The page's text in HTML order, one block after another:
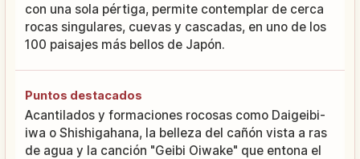
con una sola pértiga, permite contemplar de cerca
rocas singulares, cuevas y cascadas, en uno de los
100 paisajes más bellos de Japón.
Puntos destacados
Acantilados y formaciones rocosas como Daigeibi-
iwa o Shishigahana, la belleza del cañón vista a ras
de agua y la canción "Geibi Oiwake" que entona el